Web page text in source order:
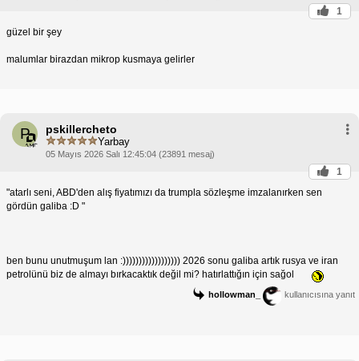
1
güzel bir şey
malumlar birazdan mikrop kusmaya gelirler
P pskillercheto
Yarbay
05 Mayıs 2026 Salı 12:45:04 (23891 mesaj)
1
"atarlı seni, ABD'den alış fiyatımızı da trumpla sözleşme imzalanırken sen
gördün galiba :D "
ben bunu unutmuşum lan :)))))))))))))))))) 2026 sonu galiba artık rusya ve iran
petrolünü biz de almayı bırkacaktık değil mi? hatırlattığın için sağol
hollowman_ kullanıcısına yanıt